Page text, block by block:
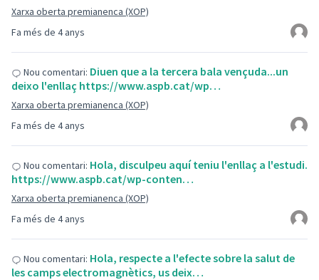
Fa més de 4 anys
Xarxa oberta premianenca (XOP)
Fa més de 4 anys
Nou comentari: Diuen que a la tercera bala vençuda...un
deixo l'enllaç https://www.aspb.cat/wp…
Xarxa oberta premianenca (XOP)
Fa més de 4 anys
Nou comentari: Hola, disculpeu aquí teniu l'enllaç a l'estudi.
https://www.aspb.cat/wp-conten…
Xarxa oberta premianenca (XOP)
Nou comentari: Hola, respecte a l'efecte sobre la salut de
les camps electromagnètics, us deix…